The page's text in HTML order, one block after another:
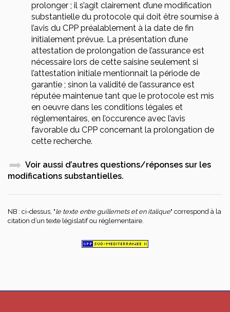
prolonger ; il s’agit clairement d’une modification
substantielle du protocole qui doit être soumise à
l’avis du CPP préalablement à la date de fin
initialement prévue. La présentation d’une
attestation de prolongation de l’assurance est
nécessaire lors de cette saisine seulement si
l’attestation initiale mentionnait la période de
garantie ; sinon la validité de l’assurance est
réputée maintenue tant que le protocole est mis
en oeuvre dans les conditions légales et
réglementaires, en l’occurence avec l’avis
favorable du CPP concernant la prolongation de
cette recherche.
Voir aussi d’autres questions/réponses sur les
modifications substantielles.
NB : ci-dessus, "le texte entre guillemets et en italique" correspond à la
citation d’un texte législatif ou réglementaire.